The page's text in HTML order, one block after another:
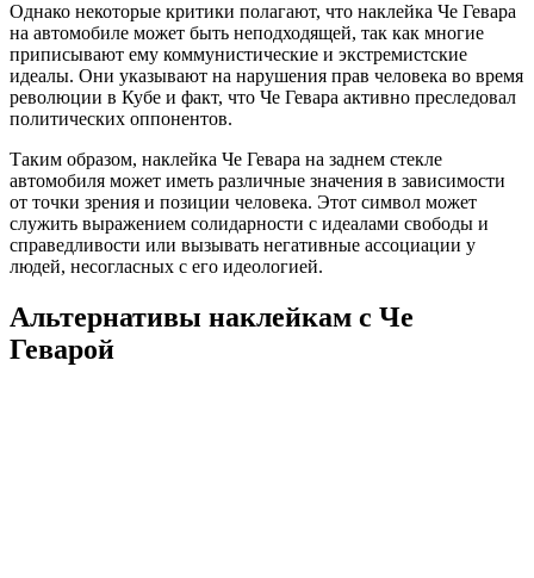
Однако некоторые критики полагают, что наклейка Че Гевара
на автомобиле может быть неподходящей, так как многие
приписывают ему коммунистические и экстремистские
идеалы. Они указывают на нарушения прав человека во время
революции в Кубе и факт, что Че Гевара активно преследовал
политических оппонентов.
Таким образом, наклейка Че Гевара на заднем стекле
автомобиля может иметь различные значения в зависимости
от точки зрения и позиции человека. Этот символ может
служить выражением солидарности с идеалами свободы и
справедливости или вызывать негативные ассоциации у
людей, несогласных с его идеологией.
Альтернативы наклейкам с Че
Геварой